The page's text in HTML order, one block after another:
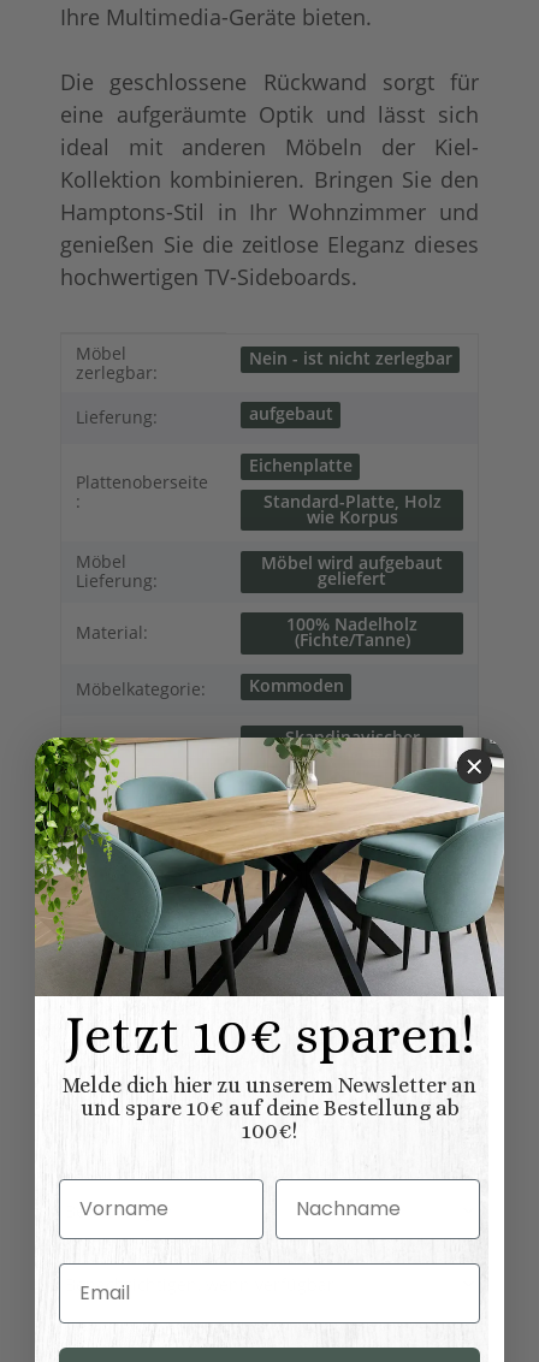
Ihre Multimedia-Geräte bieten.
Die geschlossene Rückwand sorgt für
eine aufgeräumte Optik und lässt sich
ideal mit anderen Möbeln der Kiel-
Kollektion kombinieren. Bringen Sie den
Hamptons-Stil in Ihr Wohnzimmer und
genießen Sie die zeitlose Eleganz dieses
hochwertigen TV-Sideboards.
Produkteigenschaft
Wert
Möbel
zerlegbar:
Nein - ist nicht zerlegbar
Lieferung: aufgebaut
Plattenoberseite
:
Eichenplatte
Standard-Platte, Holz
wie Korpus
Möbel
Lieferung:
Möbel wird aufgebaut
geliefert
Material: 100% Nadelholz
(Fichte/Tanne)
Möbelkategorie: Kommoden
Möbelstil: Skandinavischer
Landhausstil
Kollektionen
Landhausmöbel:
Kiel
Variationen: Sideboards
Versandgewicht: 38,00 kg
Artikelgewicht: 32,00 kg
x B/T x H) (
Länge × Breite ×
160,00 × 46,00 × 56,00
cm
Bewertungen
Benachrichtigen, wenn verfügbar
Jetzt 10€ sparen!
Melde dich hier zu unserem Newsletter an
und spare 10€ auf deine Bestellung ab
100€!
Vorname Nachname
Email